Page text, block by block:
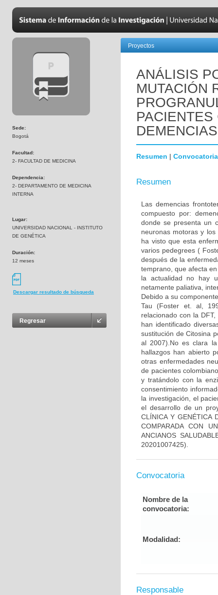
Sede:
Bogotá
Facultad:
2- FACULTAD DE MEDICINA
Dependencia:
2- DEPARTAMENTO DE MEDICINA
INTERNA
Lugar:
UNIVERSIDAD NACIONAL - INSTITUTO
DE GENÉTICA
Duración:
12 meses
Descargar resultado de búsqueda
Regresar
Proyectos
ANÁLISIS
MUTACIÓN
Resumen | Convocatoria
Resumen
Las demencias
compuesto por:
donde se presenta un
neuronas motoras y
ha visto que esta
varios pedegrees (
después de la
temprano, que afecta
la actualidad no hay
netamente paliativa,
Debido a su
Tau (Foster et. al,
relacionado con la
han identificado
sustitución de Citosina
al 2007).No es clara
hallazgos han abierto
otras enfermedades
de pacientes
y tratándolo con la
consentimiento
la investigación, el
el desarrollo de un
CLÍNICA Y GENÉTICA
COMPARADA CON
ANCIANOS
20201007425).
Convocatoria
Nombre de la
convocatoria:
Modalidad:
Responsable